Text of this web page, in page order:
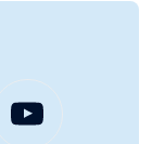
YouTube